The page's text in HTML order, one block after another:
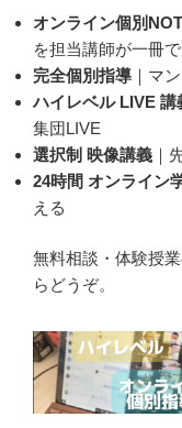
オンライン個別
を担当講師が一冊
完全個別指導 ｜マ
ハイレベル LIVE 講
集団LIVE
選択制 映像講義 ｜
24時間 オンライン
える
無料相談・体験授
らどうぞ。